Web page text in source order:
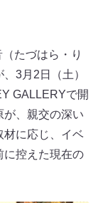
たづはら・り
3月2日（土）
GALLERYで開
が、親交の深い
材に応じ、イベ
に控えた現在の